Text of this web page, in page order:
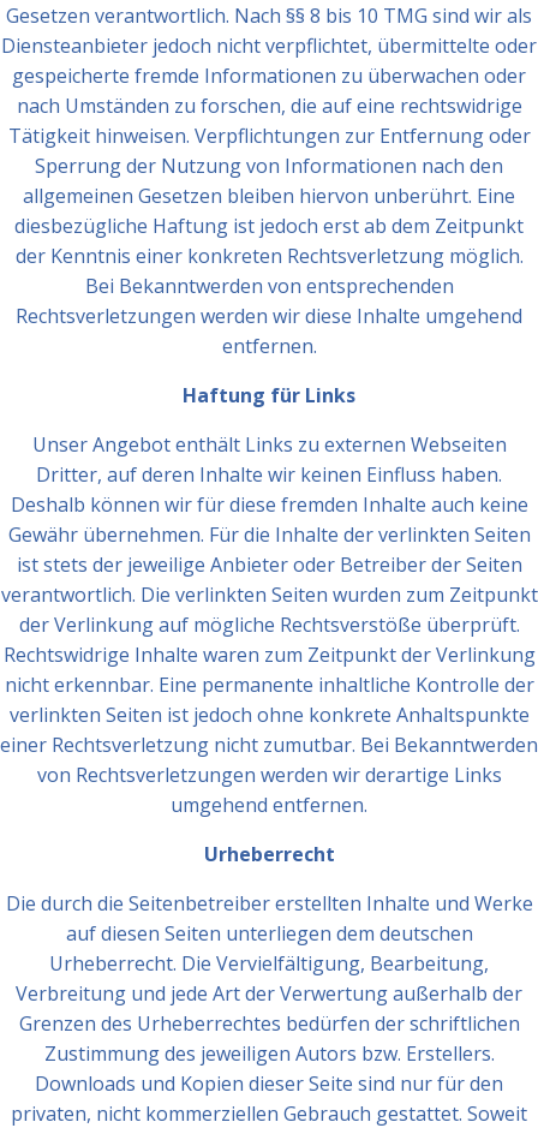
Gesetzen verantwortlich. Nach §§ 8 bis 10 TMG sind wir als
Diensteanbieter jedoch nicht verpflichtet, übermittelte oder
gespeicherte fremde Informationen zu überwachen oder
nach Umständen zu forschen, die auf eine rechtswidrige
Tätigkeit hinweisen. Verpflichtungen zur Entfernung oder
Sperrung der Nutzung von Informationen nach den
allgemeinen Gesetzen bleiben hiervon unberührt. Eine
diesbezügliche Haftung ist jedoch erst ab dem Zeitpunkt
der Kenntnis einer konkreten Rechtsverletzung möglich.
Bei Bekanntwerden von entsprechenden
Rechtsverletzungen werden wir diese Inhalte umgehend
entfernen.
Haftung für Links
Unser Angebot enthält Links zu externen Webseiten
Dritter, auf deren Inhalte wir keinen Einfluss haben.
Deshalb können wir für diese fremden Inhalte auch keine
Gewähr übernehmen. Für die Inhalte der verlinkten Seiten
ist stets der jeweilige Anbieter oder Betreiber der Seiten
verantwortlich. Die verlinkten Seiten wurden zum Zeitpunkt
der Verlinkung auf mögliche Rechtsverstöße überprüft.
Rechtswidrige Inhalte waren zum Zeitpunkt der Verlinkung
nicht erkennbar. Eine permanente inhaltliche Kontrolle der
verlinkten Seiten ist jedoch ohne konkrete Anhaltspunkte
einer Rechtsverletzung nicht zumutbar. Bei Bekanntwerden
von Rechtsverletzungen werden wir derartige Links
umgehend entfernen.
Urheberrecht
Die durch die Seitenbetreiber erstellten Inhalte und Werke
auf diesen Seiten unterliegen dem deutschen
Urheberrecht. Die Vervielfältigung, Bearbeitung,
Verbreitung und jede Art der Verwertung außerhalb der
Grenzen des Urheberrechtes bedürfen der schriftlichen
Zustimmung des jeweiligen Autors bzw. Erstellers.
Downloads und Kopien dieser Seite sind nur für den
privaten, nicht kommerziellen Gebrauch gestattet. Soweit